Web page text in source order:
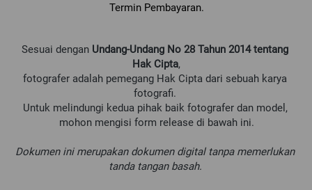
Termin Pembayaran.
Sesuai dengan Undang-Undang No 28 Tahun 2014 tentang
Hak Cipta,
fotografer adalah pemegang Hak Cipta dari sebuah karya
fotografi.
Untuk melindungi kedua pihak baik fotografer dan model,
mohon mengisi form release di bawah ini.
Dokumen ini merupakan dokumen digital tanpa memerlukan
tanda tangan basah.